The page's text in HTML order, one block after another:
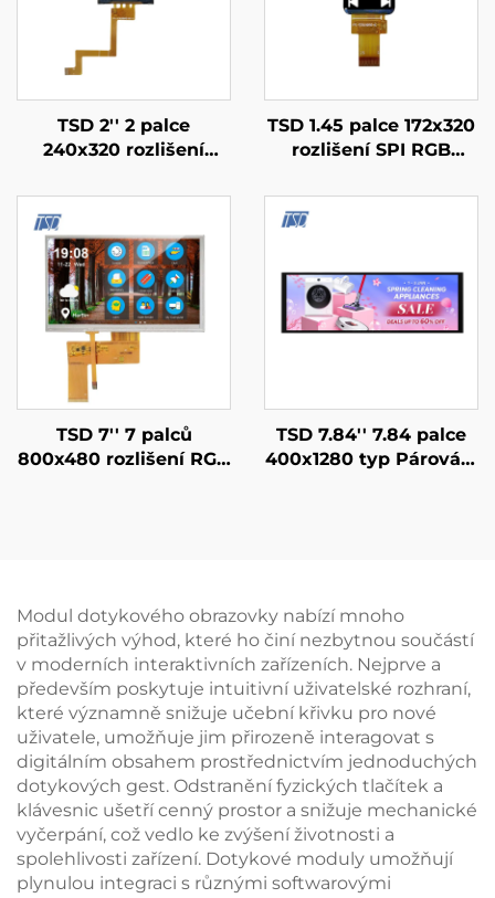
TSD 2'' 2 palce
240x320 rozlišení
IPS TFT LCD obrazovka
lcd displejové moduly
TSD 1.45 palce 172x320
rozlišení SPI RGB
řidičský čip IPS TFT
LCD obrazovka pro
TSD 7'' 7 palců
800x480 rozlišení RGB
TSD 7.84'' 7.84 palce
400x1280 typ Párování
Modul dotykového obrazovky nabízí mnoho
přitažlivých výhod, které ho činí nezbytnou součástí
v moderních interaktivních zařízeních. Nejprve a
především poskytuje intuitivní uživatelské rozhraní,
které významně snižuje učební křivku pro nové
uživatele, umožňuje jim přirozeně interagovat s
digitálním obsahem prostřednictvím jednoduchých
dotykových gest. Odstranění fyzických tlačítek a
klávesnic ušetří cenný prostor a snižuje mechanické
vyčerpání, což vedlo ke zvýšení životnosti a
spolehlivosti zařízení. Dotykové moduly umožňují
plynulou integraci s různými softwarovými